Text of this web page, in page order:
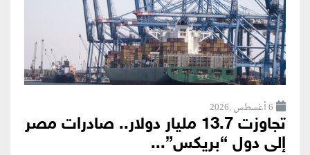
6 أغسطس ,2026
تجاوزت 13.7 مليار دولار.. صادرات مصر
إلى دول “بريكس”...